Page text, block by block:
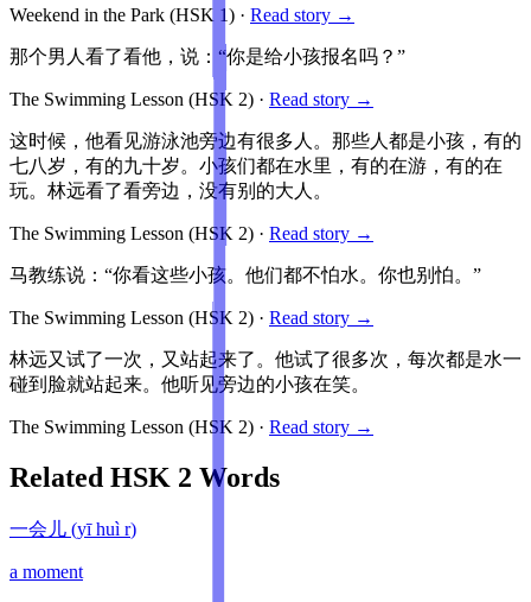
Weekend in the Park (HSK 1) · Read story →
那个男人看了看他，说：“你是给小孩报名吗？”
The Swimming Lesson (HSK 2) · Read story →
这时候，他看见游泳池旁边有很多人。那些人都是小孩，有的
七八岁，有的九十岁。小孩们都在水里，有的在游，有的在
玩。林远看了看旁边，没有别的大人。
The Swimming Lesson (HSK 2) · Read story →
马教练说：“你看这些小孩。他们都不怕水。你也别怕。”
The Swimming Lesson (HSK 2) · Read story →
林远又试了一次，又站起来了。他试了很多次，每次都是水一
碰到脸就站起来。他听见旁边的小孩在笑。
The Swimming Lesson (HSK 2) · Read story →
Related HSK 2 Words
一会儿 (yī huì r)
a moment